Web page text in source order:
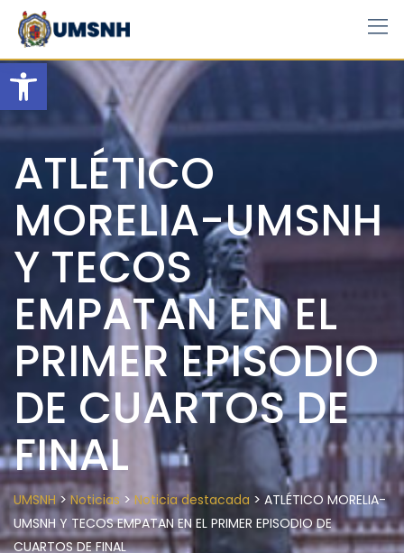
Open toolbar
Skip
content
ATLÉTICO
MORELIA-UMSNH
Y TECOS
EMPATAN EN EL
PRIMER EPISODIO
DE CUARTOS DE
FINAL
UMSNH> Noticias > Noticia destacada > ATLÉTICO MORELIA-
UMSNH Y TECOS EMPATAN EN EL PRIMER EPISODIO DE
CUARTOS DE FINAL